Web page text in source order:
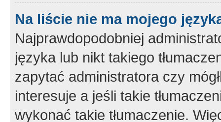
Na liście nie ma mojego
Najprawdopodobniej
języka lub nikt takiego
zapytać administratora czy
interesuje a jeśli takie
wykonać takie tłumaczenie.